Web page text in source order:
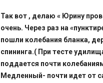
Так вот , делаю « Юрину
очень. Через раз на
пошли колебания бланка,
спининга.( При тесте
поддается почти
Медленный- почти идет от